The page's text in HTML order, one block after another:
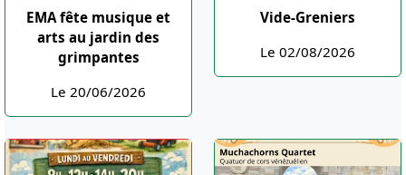
EMA fête musique et
arts au jardin des
grimpantes
Le 20/06/2026
Vide-Greniers
Le 02/08/2026